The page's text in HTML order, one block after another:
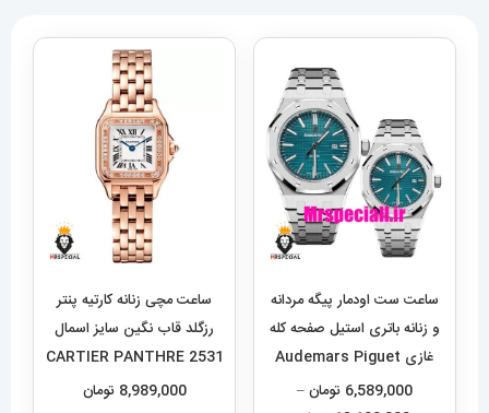
ساعت ست اودمار پیگه مردانه
و زنانه باتری استیل صفحه کله
غازی Audemars Piguet
Royal 01572
6,589,000 تومان–
ساعت مچی زنانه کارتیه پنتر
رزگلد قاب نگین سایز اسمال
CARTIER PANTHRE 2531
8,989,000 تومان